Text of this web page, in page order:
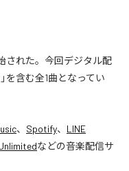
された。今回デジタル配
を含む全1曲となってい
、 Spotify、 LINE
などの音楽配信サ